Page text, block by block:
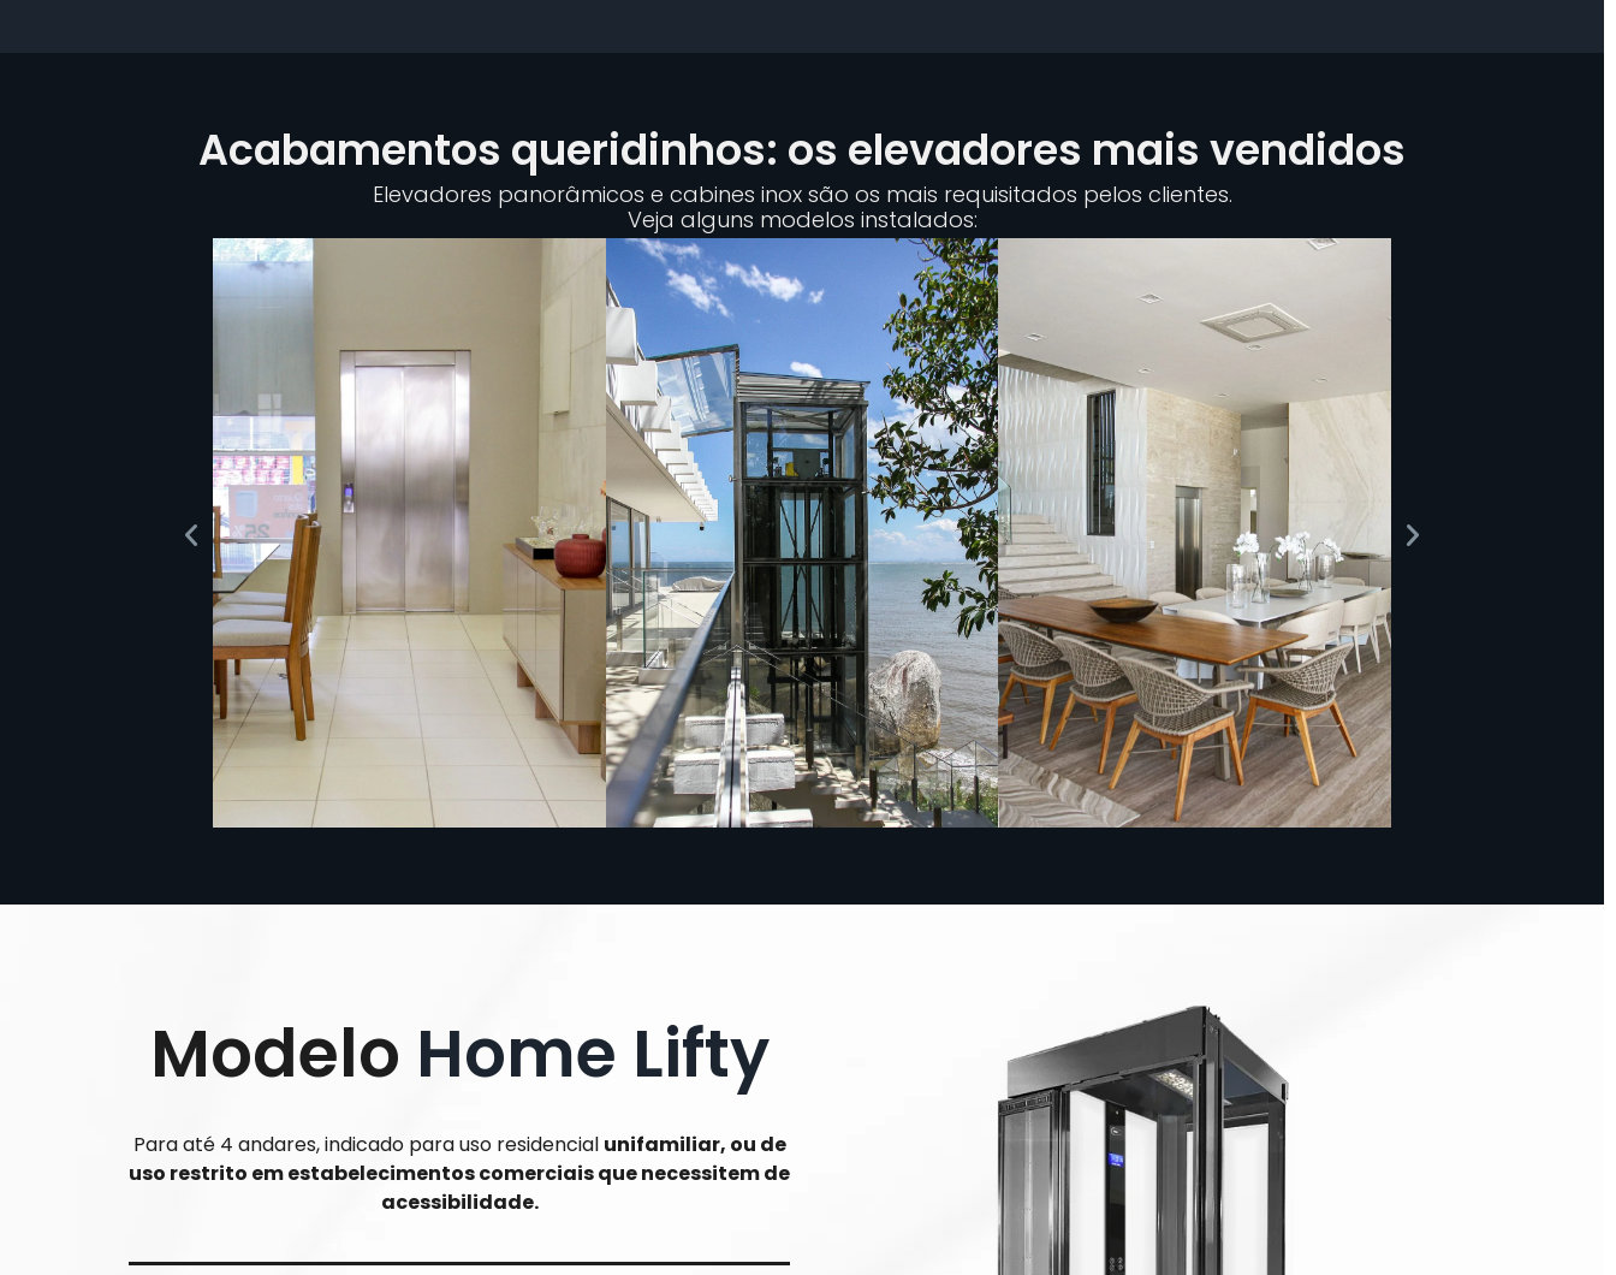
Acabamentos queridinhos: os elevadores mais vendidos
Elevadores panorâmicos e cabines inox são os mais requisitados pelos clientes.
Veja alguns modelos instalados:
Modelo Home Lifty
Para até 4 andares, indicado para uso residencial unifamiliar, ou de
uso restrito em estabelecimentos comerciais que necessitem de
acessibilidade.